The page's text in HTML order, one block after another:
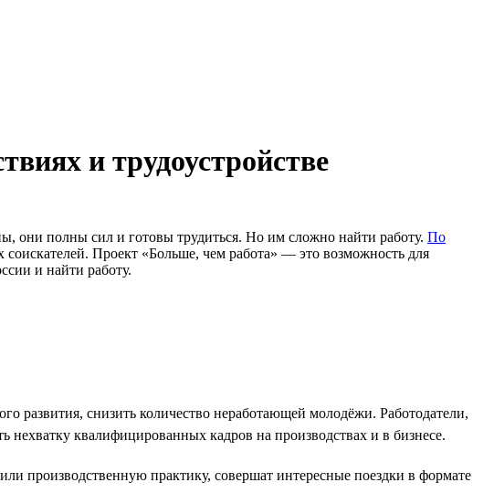
и трудоустройстве
они полны сил и готовы трудиться. Но им сложно найти работу. По
Проект «Больше, чем работа» — это возможность для
и найти работу.
развития, снизить количество неработающей молодёжи. Работодатели,
нехватку квалифицированных кадров на производствах и в бизнесе.
производственную практику, совершат интересные поездки в формате